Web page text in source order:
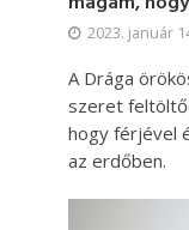
2023. január
A Drága
szeret
hogy férjével
az erdőben.